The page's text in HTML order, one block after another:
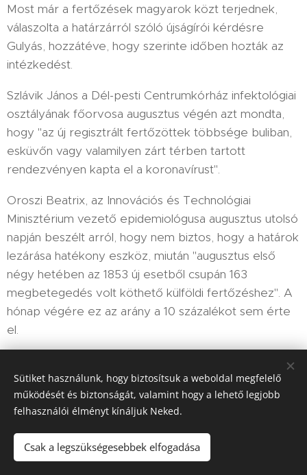
Most már a fertőzések magyarok közt terjednek,
válaszolta a határzárról szóló újságírói kérdésre
Gulyás, hozzátéve, hogy szerinte időben hozták az
intézkedést.
Szlávik János a Dél-pesti Centrumkórház infektológiai
osztályának főorvosa augusztus végén azt mondta,
hogy "az új regisztrált fertőzöttek többsége buliban,
esküvőn vagy valamilyen zárt térben tartott
rendezvényen kapta el a koronavírust".
Oroszi Beatrix, az Innovációs és Technológiai
Minisztérium vezető epidemiológusa augusztus utolsó
napján beszélt arról, hogy nem biztos, hogy a határok
lezárása hatékony eszköz, miután "augusztus első
négy hetében az 1853 új esetből csupán 163
megbetegedés volt köthető külföldi fertőzéshez". A
hónap végére ez az arány a 10 százalékot sem érte
el.
Share
Sütiket használunk, hogy biztosítsuk a weboldal megfelelő
működését és biztonságát, valamint hogy a lehető legjobb
felhasználói élményt kínáljuk Neked.
Csak a legszükségesebbek elfogadása